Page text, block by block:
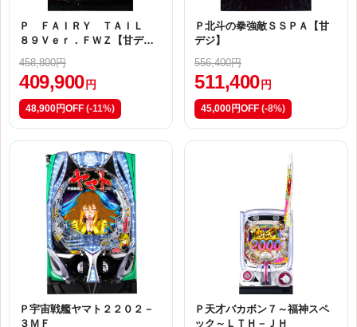
Ｐ ＦＡＩＲＹ ＴＡＩＬ
８９Ｖｅｒ．ＦＷＺ【甘デ
458,800円
409,900 円
48,900円OFF (-11%)
Ｐ北斗の拳強敵ＳＳＰＡ【甘
デジ】
556,400円
511,400 円
45,000円OFF (-8%)
Ｐ宇宙戦艦ヤマト２２０２－
３ＭＦ
Ｐ天才バカボン７～福神スペ
ック～ＬＴＨ－ＪＨ